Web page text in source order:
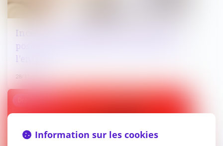
Inceste : le professionnel de santé doit
poser systématiquement la question à
l'enfant
28/11/2023
Droit pénal
Information sur les cookies